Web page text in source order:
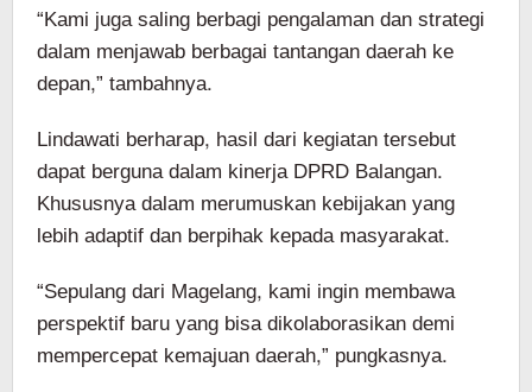
“Kami juga saling berbagi pengalaman dan strategi
dalam menjawab berbagai tantangan daerah ke
depan,” tambahnya.
Lindawati berharap, hasil dari kegiatan tersebut
dapat berguna dalam kinerja DPRD Balangan.
Khususnya dalam merumuskan kebijakan yang
lebih adaptif dan berpihak kepada masyarakat.
“Sepulang dari Magelang, kami ingin membawa
perspektif baru yang bisa dikolaborasikan demi
mempercepat kemajuan daerah,” pungkasnya.